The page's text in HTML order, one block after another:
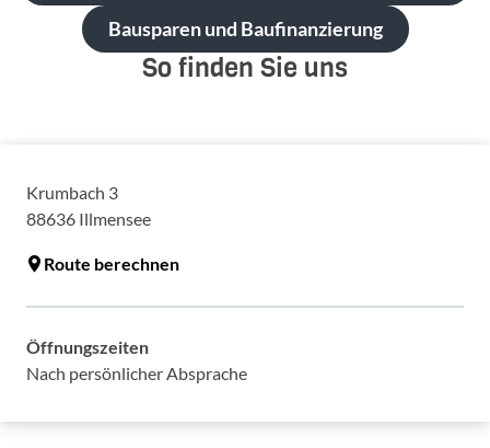
Bausparen und Baufinanzierung
So finden Sie uns
Krumbach 3
88636 Illmensee
Route berechnen
Öffnungszeiten
Nach persönlicher Absprache